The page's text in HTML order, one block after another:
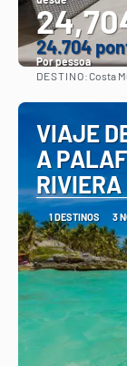
24.704
Por pessoa
DESTINO:Costa
VIAJE
A
RIVIERA
1 DESTINOS 3